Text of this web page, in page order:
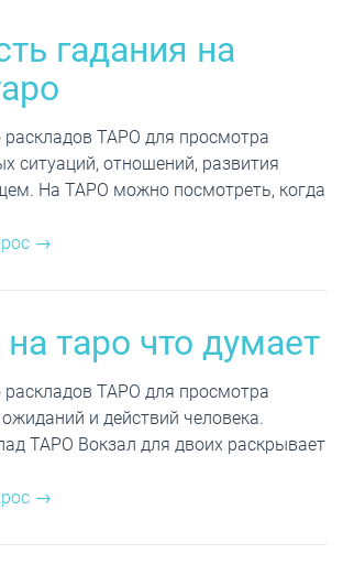
гадания на
ТАРО для просмотра
ситуаций, отношений, развития
На ТАРО можно посмотреть, когда
→
таро что думает
ТАРО для просмотра
и действий человека.
ТАРО Вокзал для двоих раскрывает
→